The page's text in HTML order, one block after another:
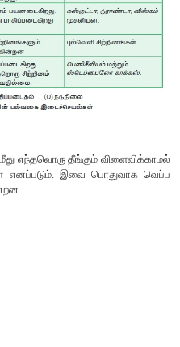
உயரமே குத்துயரம்
உள்ளது. வெப்பநிலை
மற்றும் ஒளியின் தீவிரம்
மண்டலத்தை
of Mountain):
அமைந்த மலைகளில்
தீவிரம், ஒளியின் கால
பலவிதமான தாவரங்கள்